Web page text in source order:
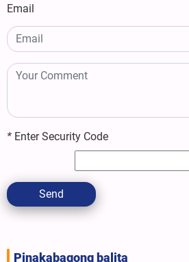
Email
* Enter Security Code
Send
Pinakabagong balita